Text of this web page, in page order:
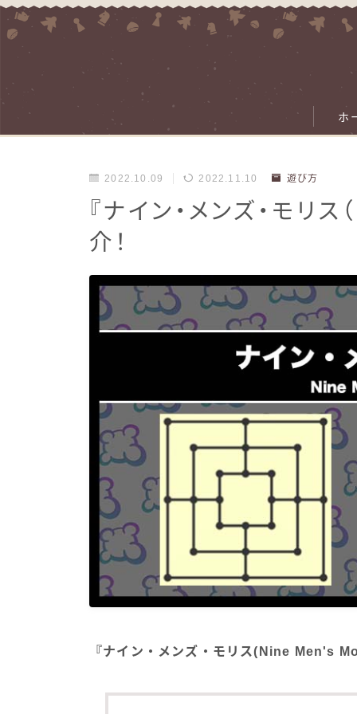
ホ
2022.10.09 2022.11.10 遊び方
『ナイン・メンズ・モリ
介！
『ナイン・メンズ・モリス(Nine Men's